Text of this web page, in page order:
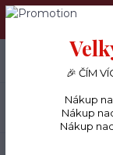
PŘÁNÍČKA a
+420 734 380 930
(Po-Ne, 8-20 hod.)
🎉 ČÍM
Nákup
Nákup
Nákup